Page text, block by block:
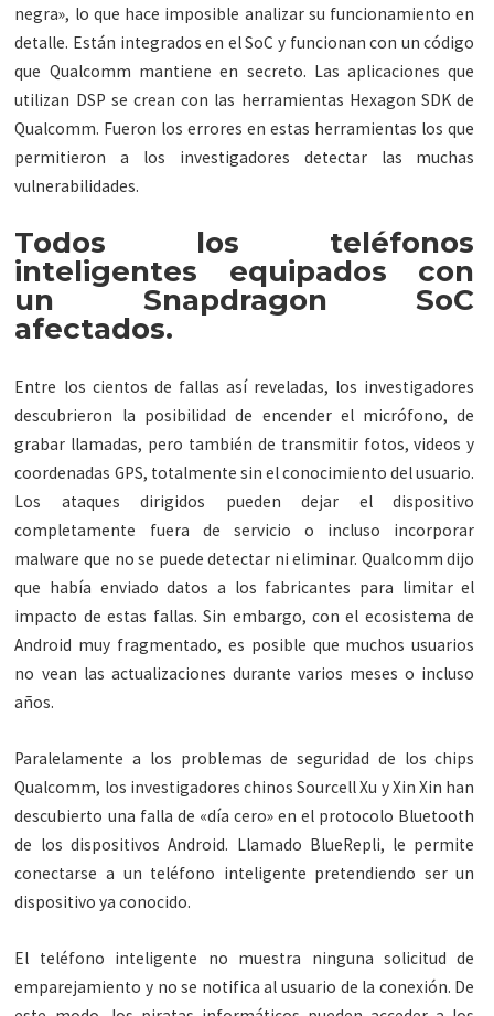
negra», lo que hace imposible analizar su funcionamiento en
detalle. Están integrados en el SoC y funcionan con un código
que Qualcomm mantiene en secreto. Las aplicaciones que
utilizan DSP se crean con las herramientas Hexagon SDK de
Qualcomm. Fueron los errores en estas herramientas los que
permitieron a los investigadores detectar las muchas
vulnerabilidades.
Todos los teléfonos
inteligentes equipados con
un Snapdragon SoC
afectados.
Entre los cientos de fallas así reveladas, los investigadores
descubrieron la posibilidad de encender el micrófono, de
grabar llamadas, pero también de transmitir fotos, videos y
coordenadas GPS, totalmente sin el conocimiento del usuario.
Los ataques dirigidos pueden dejar el dispositivo
completamente fuera de servicio o incluso incorporar
malware que no se puede detectar ni eliminar. Qualcomm dijo
que había enviado datos a los fabricantes para limitar el
impacto de estas fallas. Sin embargo, con el ecosistema de
Android muy fragmentado, es posible que muchos usuarios
no vean las actualizaciones durante varios meses o incluso
años.
Paralelamente a los problemas de seguridad de los chips
Qualcomm, los investigadores chinos Sourcell Xu y Xin Xin han
descubierto una falla de «día cero» en el protocolo Bluetooth
de los dispositivos Android. Llamado BlueRepli, le permite
conectarse a un teléfono inteligente pretendiendo ser un
dispositivo ya conocido.
El teléfono inteligente no muestra ninguna solicitud de
emparejamiento y no se notifica al usuario de la conexión. De